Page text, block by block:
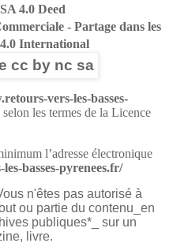
4.0 Deed
- Partage dans les
International
vers-les-basses-
les termes de la Licence
l’adresse électronique
basses-pyrenees.fr/
n'êtes pas autorisé à
ou partie du contenu_en
publiques*_ sur un
livre.